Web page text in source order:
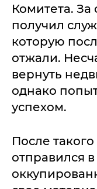
Комитета.
получил
которую
отжали.
вернуть
однако
успехом.
После
отправился в